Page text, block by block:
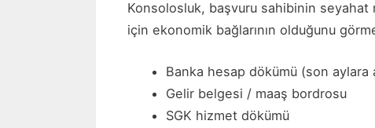
Konsolosluk, başvuru sahibinin seyahat
için ekonomik bağlarının olduğunu
Banka hesap dökümü (son aylara
Gelir belgesi / maaş bordrosu
SGK hizmet dökümü